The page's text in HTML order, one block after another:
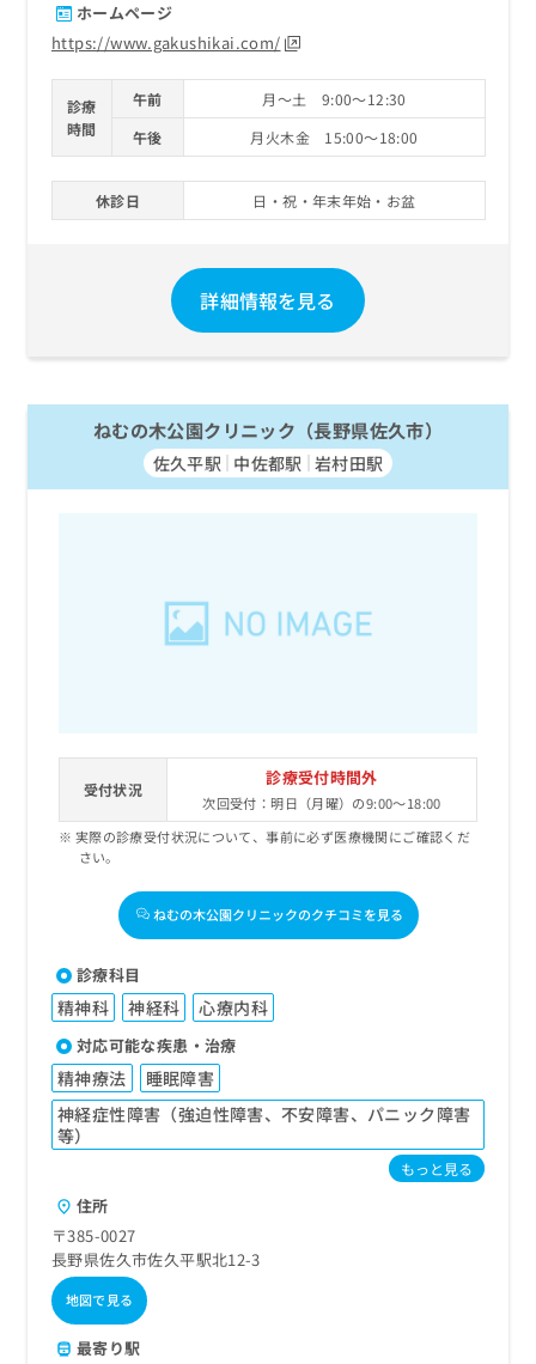
ホームページ
https://www.gakushikai.com/
診療
時間
午前
月～土 9:00～12:30
午後
月火木金 15:00～18:00
休診日 日・祝・年末年始・お盆
詳細情報を見る
ねむの木公園クリニック（長野県佐久市）
佐久平駅 中佐都駅 岩村田駅
受付状況
診療受付時間外
次回受付：明日（月曜）の9:00～18:00
実際の診療受付状況について、事前に必ず医療機関にご確認くだ
さい。
ねむの木公園クリニックのクチコミを見る
診療科目
精神科 神経科 心療内科
対応可能な疾患・治療
精神療法
睡眠障害
神経症性障害（強迫性障害、不安障害、パニック障害
等）
もっと見る
住所
〒385-0027
長野県佐久市佐久平駅北12-3
地図で見る
最寄り駅